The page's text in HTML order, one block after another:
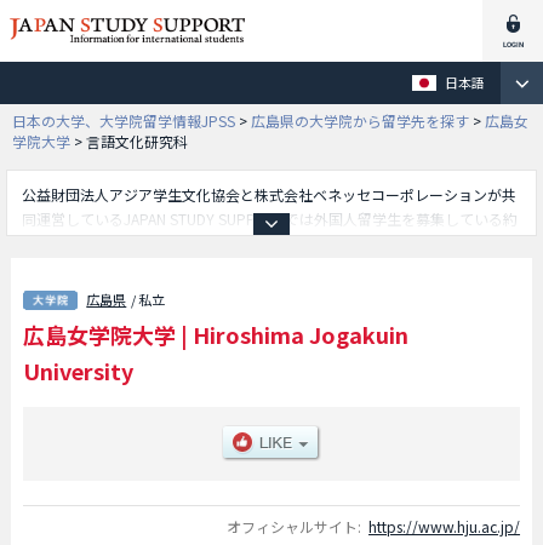
日本語
日本の大学、大学院留学情報JPSS > 広島県の大学院から留学先を探す > 広島女
学院大学 >言語文化研究科
公益財団法人アジア学生文化協会と株式会社ベネッセコーポレーションが共
同運営しているJAPAN STUDY SUPPORTでは外国人留学生を募集している約
科等、研究科別情報や、募集定員や合格者数など入試情報、施設案内、アク
セスなど外国人留学生に必要な情報を掲載しているので是非ご利用くださ
い。
広島県 / 私立
広島女学院大学 | Hiroshima Jogakuin
University
オフィシャルサイト: https://www.hju.ac.jp/